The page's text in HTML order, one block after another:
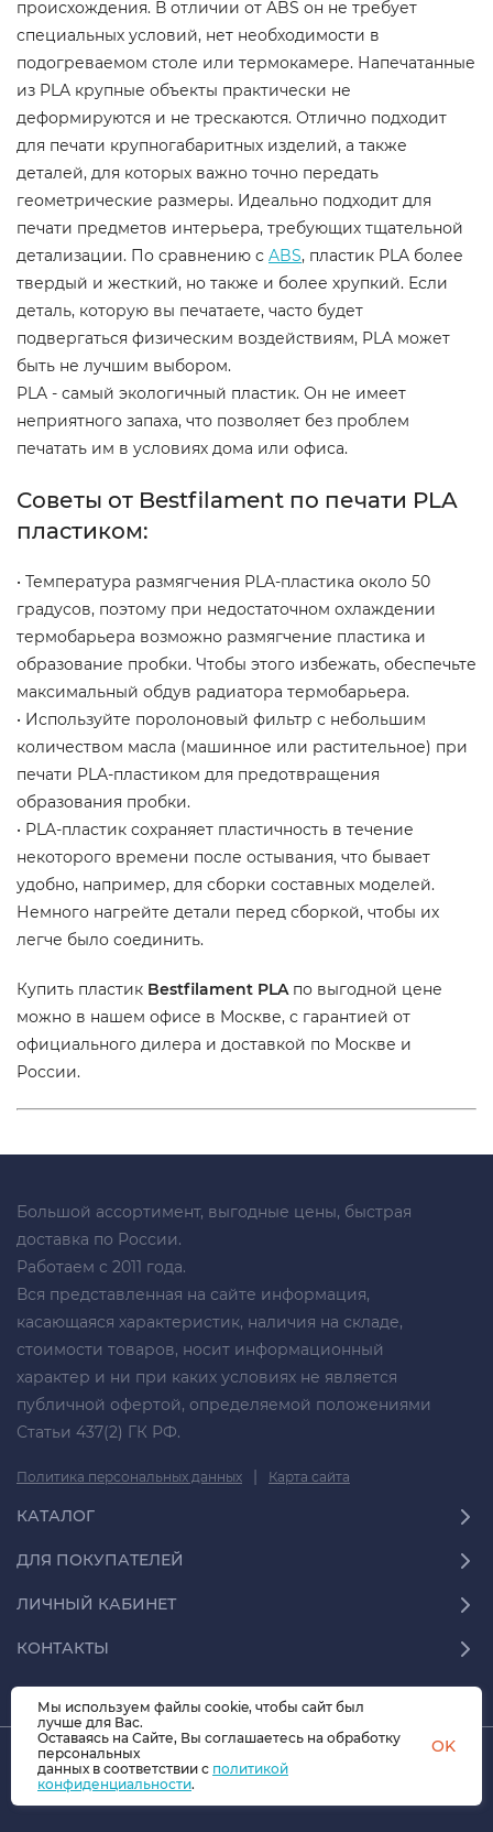
происхождения. В отличии от ABS он не требует
специальных условий, нет необходимости в
подогреваемом столе или термокамере. Напечатанные
из PLA крупные объекты практически не
деформируются и не трескаются. Отлично подходит
для печати крупногабаритных изделий, а также
деталей, для которых важно точно передать
геометрические размеры. Идеально подходит для
печати предметов интерьера, требующих тщательной
детализации. По сравнению с ABS, пластик PLA более
твердый и жесткий, но также и более хрупкий. Если
деталь, которую вы печатаете, часто будет
подвергаться физическим воздействиям, PLA может
быть не лучшим выбором.
PLA - самый экологичный пластик. Он не имеет
неприятного запаха, что позволяет без проблем
печатать им в условиях дома или офиса.
Советы от Bestfilament по печати PLA
пластиком:
• Температура размягчения PLA-пластика около 50
градусов, поэтому при недостаточном охлаждении
термобарьера возможно размягчение пластика и
образование пробки. Чтобы этого избежать, обеспечьте
максимальный обдув радиатора термобарьера.
• Используйте поролоновый фильтр с небольшим
количеством масла (машинное или растительное) при
печати PLA-пластиком для предотвращения
образования пробки.
• PLA-пластик сохраняет пластичность в течение
некоторого времени после остывания, что бывает
удобно, например, для сборки составных моделей.
Немного нагрейте детали перед сборкой, чтобы их
легче было соединить.
Купить пластик Bestfilament PLAпо выгодной цене
можно в нашем офисе в Москве, с гарантией от
официального дилера и доставкой по Москве и
России.
Большой ассортимент, выгодные цены, быстрая
доставка по России.
Работаем с 2011 года.
Вся представленная на сайте информация,
касающаяся характеристик, наличия на складе,
стоимости товаров, носит информационный
характер и ни при каких условиях не является
публичной офертой, определяемой положениями
Статьи 437(2) ГК РФ.
Политика персональных данных | Карта сайта
КАТАЛОГ
ДЛЯ ПОКУПАТЕЛЕЙ
ЛИЧНЫЙ КАБИНЕТ
КОНТАКТЫ
© 2026 СФЕРА-70.07 Все права защищены
Мы используем файлы cookie, чтобы сайт был
лучше для Вас.
Оставаясь на Сайте, Вы соглашаетесь на обработку
персональных
данных в соответствии с политикой
конфиденциальности.
OK